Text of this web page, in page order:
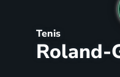
Tenis
Roland-